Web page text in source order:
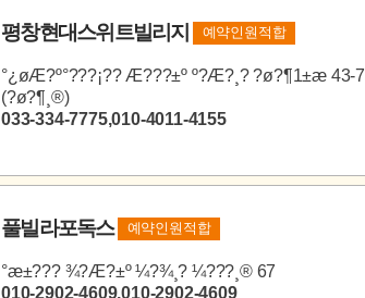
평창현대스위트빌리지 예약인원적합
°­¿øÆ?º°???¡?? Æ???±º º?Æ?¸? ?ø?¶1±æ 43-7
(?ø?¶¸®)
033-334-7775,010-4011-4155
풀빌라포독스 예약인원적합
°æ±??? ¾?Æ?±º ¼­?¾¸? ¼???¸® 67
010-2902-4609,010-2902-4609